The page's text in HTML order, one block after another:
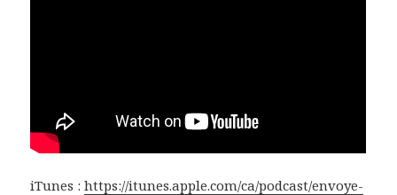
iTunes :https://itunes.apple.com/ca/podcast/envoye-